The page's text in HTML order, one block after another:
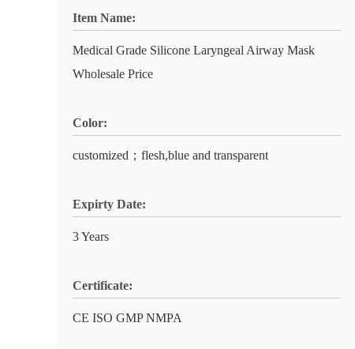
Item Name:
Medical Grade Silicone Laryngeal Airway Mask
Wholesale Price
Color:
customized；flesh,blue and transparent
Expirty Date:
3 Years
Certificate:
CE ISO GMP NMPA